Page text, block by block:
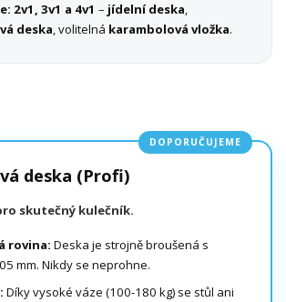
2v1, 3v1 a 4v1 – jídelní deska,
deska, volitelná karambolová vložka.
DOPORUČUJEME
deska (Profi)
skutečný kulečník.
rovina: Deska je strojně broušená s
mm. Nikdy se neprohne.
Díky vysoké váze (100-180 kg) se stůl ani